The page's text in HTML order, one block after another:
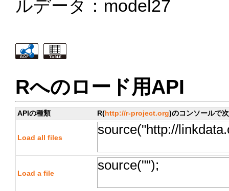
ルデータ：model27
Rへのロード用API
APIの種類 R(http://r-project.org)のコンソールで
Load all files
Load a file